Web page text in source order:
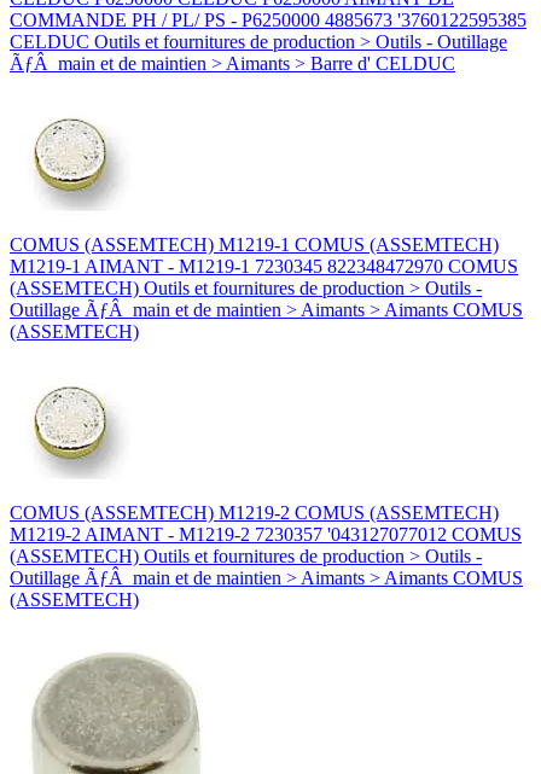
COMMANDE PH / PL/ PS - P6250000 4885673 '3760122595385
CELDUC Outils et fournitures de production > Outils - Outillage
ÃƒÂ main et de maintien > Aimants > Barre d' CELDUC
COMUS (ASSEMTECH) M1219-1 COMUS (ASSEMTECH)
M1219-1 AIMANT - M1219-1 7230345 822348472970 COMUS
(ASSEMTECH) Outils et fournitures de production > Outils -
Outillage ÃƒÂ main et de maintien > Aimants > Aimants COMUS
(ASSEMTECH)
COMUS (ASSEMTECH) M1219-2 COMUS (ASSEMTECH)
M1219-2 AIMANT - M1219-2 7230357 '043127077012 COMUS
(ASSEMTECH) Outils et fournitures de production > Outils -
Outillage ÃƒÂ main et de maintien > Aimants > Aimants COMUS
(ASSEMTECH)